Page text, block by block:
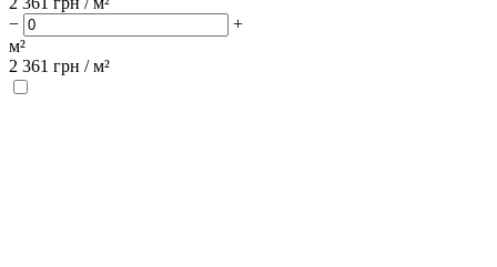
−
+
м²
2 361 грн /м²